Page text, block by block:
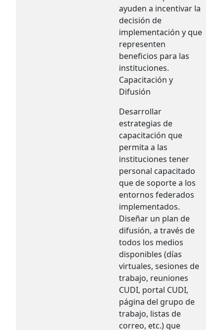
ayuden a incentivar la
decisión de
implementación y que
representen
beneficios para las
instituciones.
Capacitación y
Difusión
Desarrollar
estrategias de
capacitación que
permita a las
instituciones tener
personal capacitado
que de soporte a los
entornos federados
implementados.
Diseñar un plan de
difusión, a través de
todos los medios
disponibles (días
virtuales, sesiones de
trabajo, reuniones
CUDI, portal CUDI,
página del grupo de
trabajo, listas de
correo, etc.) que